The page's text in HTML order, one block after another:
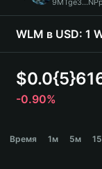
Português
Bahasa Indonesia
ภาษาไทย
Español
Español (Argentina)
WLM в USD: 1
$
-0.90%
Время 1м 5м